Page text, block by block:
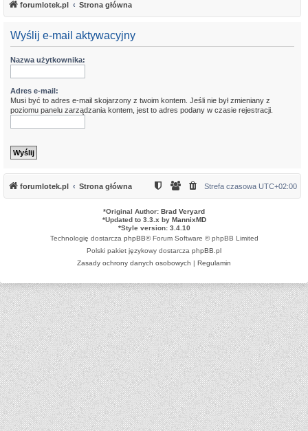
forumlotek.pl Strona główna
Wyślij e-mail aktywacyjny
Nazwa użytkownika:
Adres e-mail:
Musi być to adres e-mail skojarzony z twoim kontem. Jeśli nie był zmieniany z
poziomu panelu zarządzania kontem, jest to adres podany w czasie rejestracji.
forumlotek.pl Strona główna Strefa czasowa UTC+02:00
*Original Author: Brad Veryard
*Updated to 3.3.x by MannixMD
*Style version: 3.4.10
Technologię dostarcza phpBB® Forum Software © phpBB Limited
Polski pakiet językowy dostarcza phpBB.pl
Zasady ochrony danych osobowych | Regulamin